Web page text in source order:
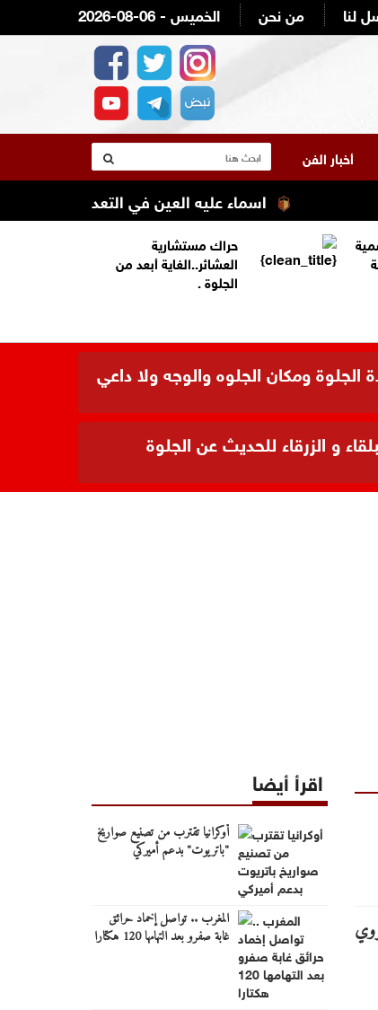
2026-08-06 - الخميس من نحن لنا
أخبار الفن
اسماء عليه العين في التعديل الوزاري
حراك مستشارية
العشائر..الغاية أبعد من
الجلوة .
الجلوة ومكان الجلوه والوجه ولا داعي
و الزرقاء للحديث عن الجلوة
اقرأ أيضا
أوكرانيا تقترب من تصنيع صواريخ
"باتريوت" بدعم أميركي
المغرب .. تواصل إخماد حرائق
غابة صفرو بعد التهامها 120 هكتارا